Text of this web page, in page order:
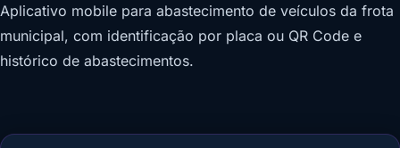
Aplicativo mobile para abastecimento de veículos da frota
municipal, com identificação por placa ou QR Code e
histórico de abastecimentos.